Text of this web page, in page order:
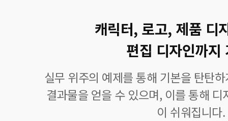
캐릭터, 로고, 제품 디
편집 디자인까지
실무 위주의 예제를 통해 기본을 탄탄
결과물을 얻을 수 있으며, 이를 통해
이 쉬워집니다.